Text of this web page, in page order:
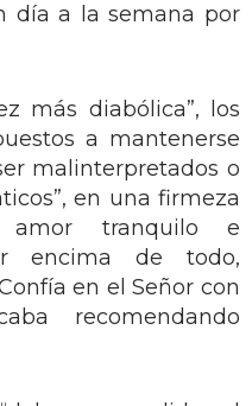
día a la semana por
más diabólica”, los
a mantenerse
malinterpretados o
en una firmeza
amor tranquilo e
encima de todo,
en el Señor con
recomendando